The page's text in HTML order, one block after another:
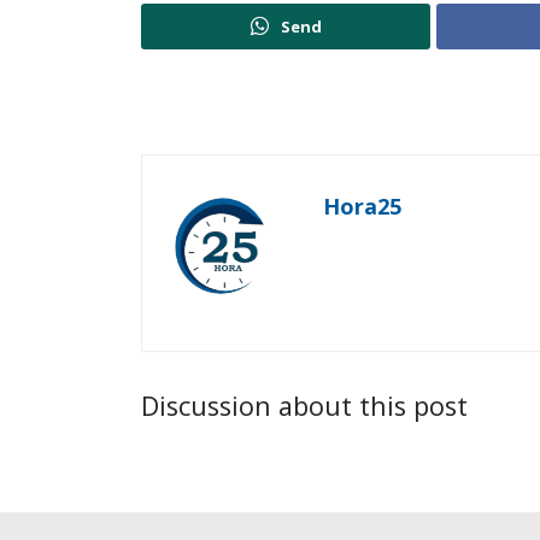
Send
Hora25
Discussion about this post